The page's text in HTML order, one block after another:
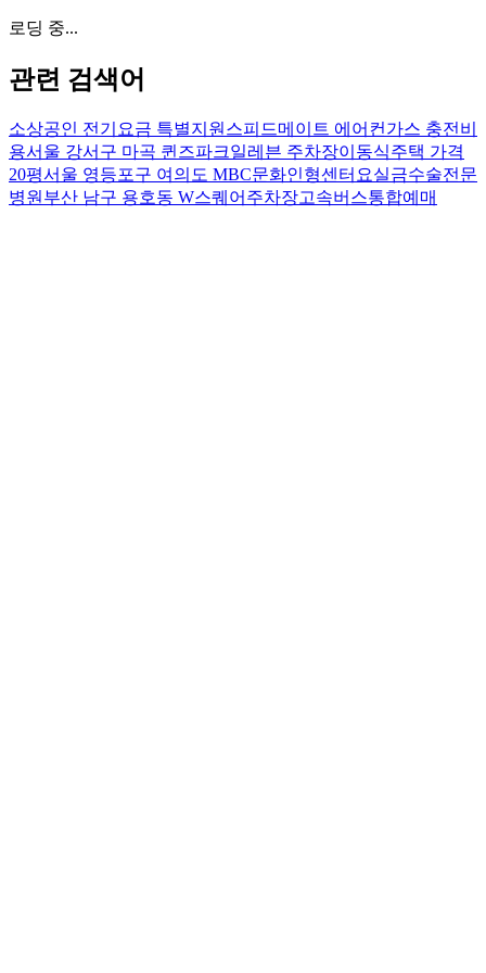
로딩 중...
관련 검색어
소상공인 전기요금 특별지원 스피드메이트 에어컨가스 충전비
용서울 강서구 마곡 퀸즈파크일레븐 주차장이동식주택 가격
20평서울 영등포구 여의도 MBC문화인형센터 요실금수술전문
병원 부산 남구 용호동 W스퀘어주차장고속버스통합예매